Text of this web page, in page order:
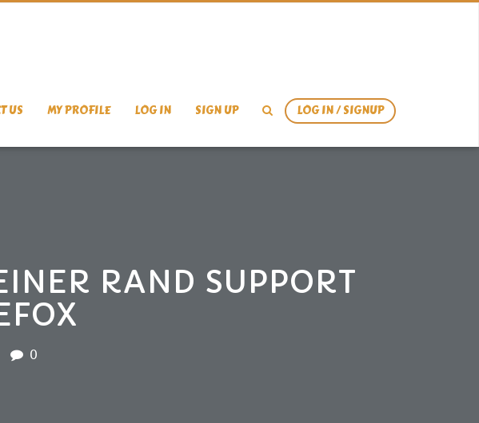
US MY PROFILE LOG IN SIGN UP LOG IN / SIGNUP
RAND SUPPORT
0